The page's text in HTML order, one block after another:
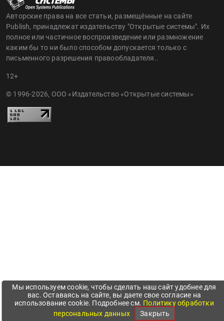
Авторские права на все статьи, размещённые на сайте
Publish, принадлежат издательству "Открытые системы". Их
полное или частичное воспроизведение или размножение
каким бы то ни было способом допускается только с
письменного разрешения правообладателя..
12+
© 1996-2026, ООО «Издательство «Открытые системы»
Мы используем cookie, чтобы сделать наш сайт удобнее для
вас. Оставаясь на сайте, вы даете свое согласие на
использование cookie. Подробнее см. Политику обработки
персональных данных
Закрыть